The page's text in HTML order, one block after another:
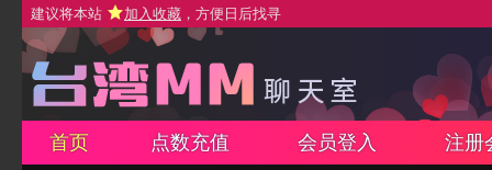
建议将本站 加入收藏 ，方便日后找寻
首页 点数充值 会员登入 注册